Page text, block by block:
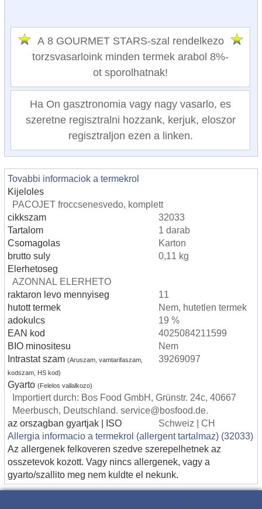
A 8 GOURMET STARS-szal rendelkezo
torzsvasarloink minden termek arabol 8%-
ot sporolhatnak!
Ha On gasztronomia vagy nagy vasarlo, es
szeretne regisztralni hozzank, kerjuk, eloszor
regisztraljon ezen a linken.
Tovabbi informaciok a termekrol
Kijeloles
PACOJET froccsenesvedo, komplett
cikkszam
32033
Tartalom
1 darab
Csomagolas
Karton
brutto suly
0,11 kg
Elerhetoseg
AZONNAL ELERHETO
raktaron levo mennyiseg
11
hutott termek
Nem, hutetlen termek
adokulcs
19 %
EAN kod
4025084211599
BIO minositesu
Nem
Intrastat szam (Aruszam, vamtarifaszam,
kodszam, HS kod)
39269097
Gyarto (Felelos vallalkozo)
Importiert durch: Bos Food GmbH, Grünstr. 24c, 40667
Meerbusch, Deutschland. service@bosfood.de.
az orszagban gyartjak | ISO
Schweiz | CH
Allergia informacio a termekrol (allergent tartalmaz) (32033)
Az allergenek felkoveren szedve szerepelhetnek az
osszetevok kozott. Vagy nincs allergenek, vagy a
gyarto/szallito meg nem kuldte el nekunk.